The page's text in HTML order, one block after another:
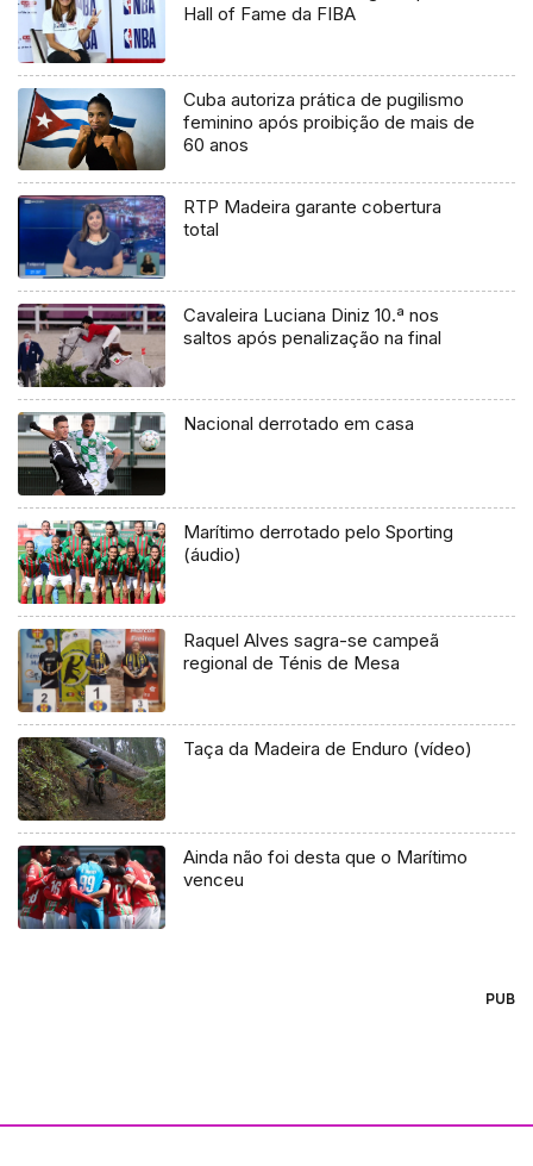
Hall of Fame da FIBA
Cuba autoriza prática de pugilismo
feminino após proibição de mais de
60 anos
RTP Madeira garante cobertura
total
Cavaleira Luciana Diniz 10.ª nos
saltos após penalização na final
Nacional derrotado em casa
Marítimo derrotado pelo Sporting
(áudio)
Raquel Alves sagra-se campeã
regional de Ténis de Mesa
Taça da Madeira de Enduro (vídeo)
Ainda não foi desta que o Marítimo
venceu
PUB